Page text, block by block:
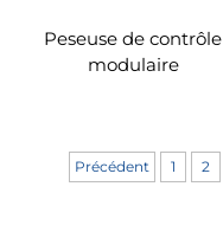
Peseuse de contrôle
modulaire
Précédent 1 2